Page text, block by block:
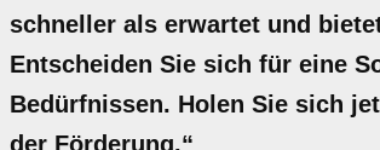
schneller als erwartet und
Entscheiden Sie sich für eine
Bedürfnissen. Holen Sie sich
der Förderung.“